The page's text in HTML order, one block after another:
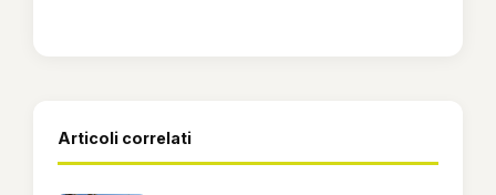
Articoli correlati